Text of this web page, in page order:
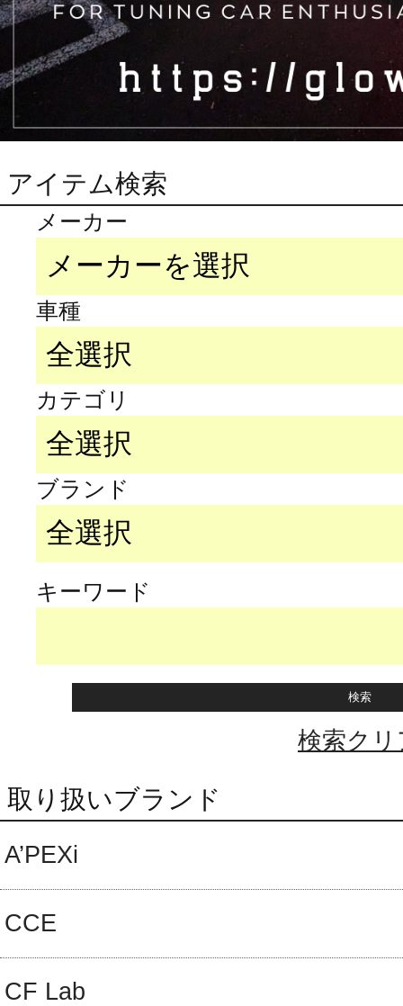
アイテム検索
メーカー
車種
カテゴリ
ブランド
キーワード
検索クリ
取り扱いブランド
A’PEXi
CCE
CF Lab